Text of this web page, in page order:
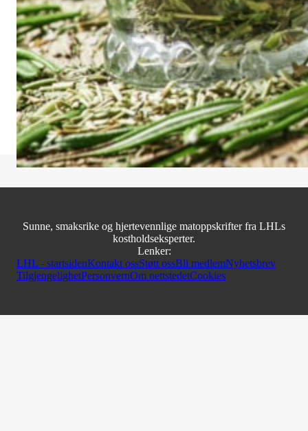
Julekjeks med rosmarin og
olivenolje
Disse gode julekakene er kanskje mest for de voksne,
ettersom de inneholder litt rødvin. Du kan godt bruke
alkoholfri rødvin, eller druejuice med en skvett rødvinseddik.
Sunne, smaksrike og hjertevennlige matoppskrifter fra LHLs
kostholdseksperter.
Lenker:
LHL - startsidenKontakt ossStøtt ossBli medlemNyhetsbrev
TilgjengelighetPersonvernOm nettstedetCookies